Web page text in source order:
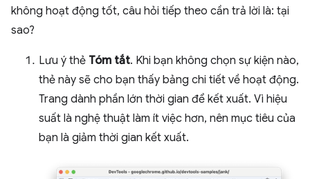
không hoạt động tốt, câu hỏi tiếp theo cần trả lời là: tại
sao?
Lưu ý thẻ Tóm tắt. Khi bạn không chọn sự kiện nào,
thẻ này sẽ cho bạn thấy bảng chi tiết về hoạt động.
Trang dành phần lớn thời gian để kết xuất. Vì hiệu
suất là nghệ thuật làm ít việc hơn, nên mục tiêu của
bạn là giảm thời gian kết xuất.